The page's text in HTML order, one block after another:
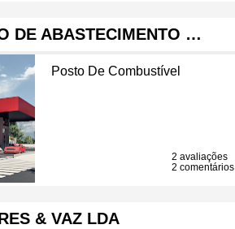
DE ABASTECIMENTO …
Posto De Combustível
2 avaliações
2 comentários
& VAZ LDA